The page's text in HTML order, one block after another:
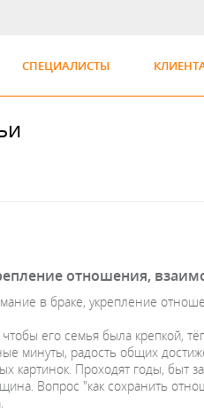
СПЕЦИАЛИСТЫ
отношения,
в браке, укрепление
его семья была крепкой,
минуты, радость общих
картинок. Проходят годы, быт
Вопрос "как сохранить